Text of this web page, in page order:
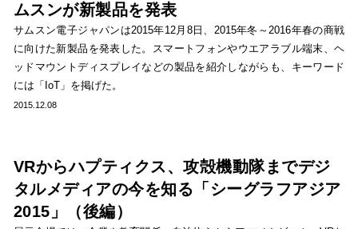
ムスンが新製品を発表
サムスン電子ジャパンは2015年12月8日、2015年冬～2016年春の商戦
に向けた新製品を発表した。スマートフォンやウエアラブル端末、ヘ
ッドマウントディスプレイなどの製品を紹介しながらも、キーワード
には「IoT」を掲げた。
2015.12.08
VRからハプティクス、攻殻機動隊までデジ
タルメディアの今を知る「シーグラフアジア
2015」（後編）